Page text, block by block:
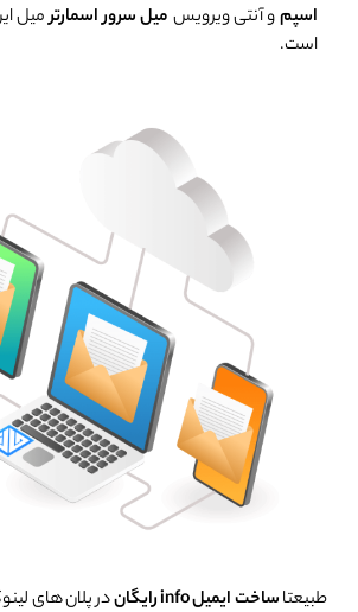
اسپمو آنتی ویرویس میل سرور اسمارترمیل
است.
طبیعتاساخت ایمیل info رایگان
در پلان های